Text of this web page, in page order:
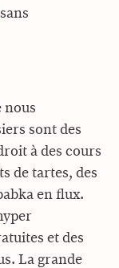
nous
sont des
à des cours
de tartes, des
en flux.
et des
La grande